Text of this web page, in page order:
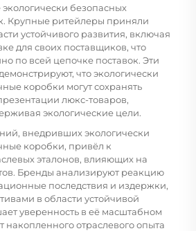
безопасных
Крупные ритейлеры приняли
устойчивого развития, включая
для своих поставщиков, что
по всей цепочке поставок. Эти
что экологически
коробки могут сохранять
люкс-товаров,
экологические цели.
внедривших экологически
коробки, привёл к
эталонов, влияющих на
Бренды анализируют реакцию
последствия и издержки,
в области устойчивой
уверенность в её масштабном
отраслевого опыта